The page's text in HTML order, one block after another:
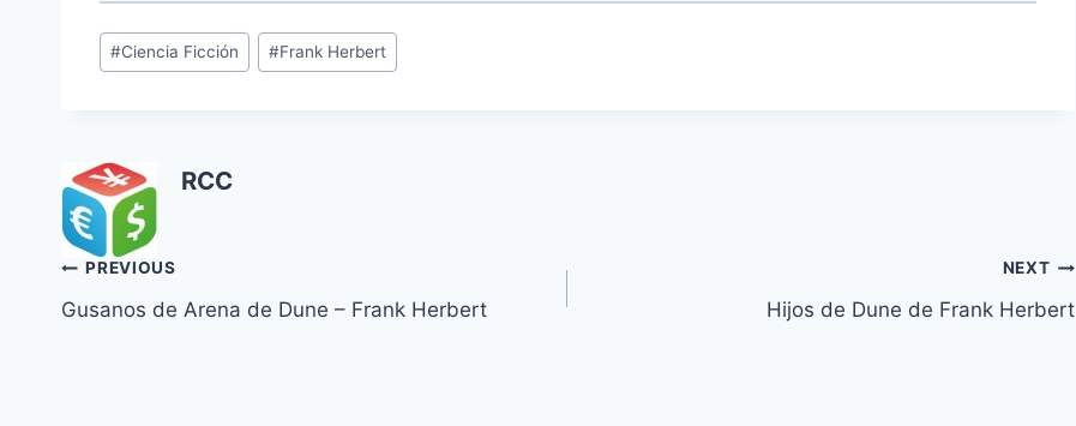
Post
Tags:
#Ciencia Ficción #Frank Herbert
RCC
Navegación
de
PREVIOUS
Gusanos de Arena de Dune – Frank Herbert
NEXT
Hijos de Dune de Frank Herbert